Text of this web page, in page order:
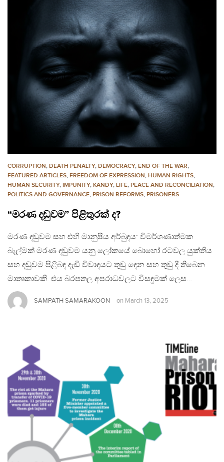
CORRUPTION, DEATH PENALTY, DEMOCRACY, END OF THE WAR,
FEATURED ARTICLES, FREEDOM OF EXPRESSION, HUMAN RIGHTS,
HUMAN SECURITY, IMPUNITY, KANDY, LIFE, PEACE AND RECONCILIATION,
POLITICS AND GOVERNANCE, PRISON REFORMS, PRISONERS
“මරණ දඬුවම” පිළිතුරක් ද?
මරණ දඬුවම සහ එහි මානුෂීය අර්බුදය: විමර්ශණාත්මක
බැල්මක් මරණ දඬුවම යනු ලෝකයේ බොහෝ රටවල යුක්තිය
සහ දඬුවම පිළිබඳ දැඩි විවාදයට තුඩු දෙන සහ තුඩු දී තිබෙන
මාතෘකාවකි. එය බරපතල අපරාධවලට විසඳුමක් ලෙස…
SAMPATH SAMARAKOON on March 13, 2025